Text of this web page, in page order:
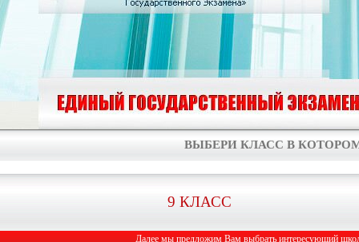
ВЫБЕРИ КЛАСС В
9 КЛАСС
Далее мы предложим Вам выбрать интересующий